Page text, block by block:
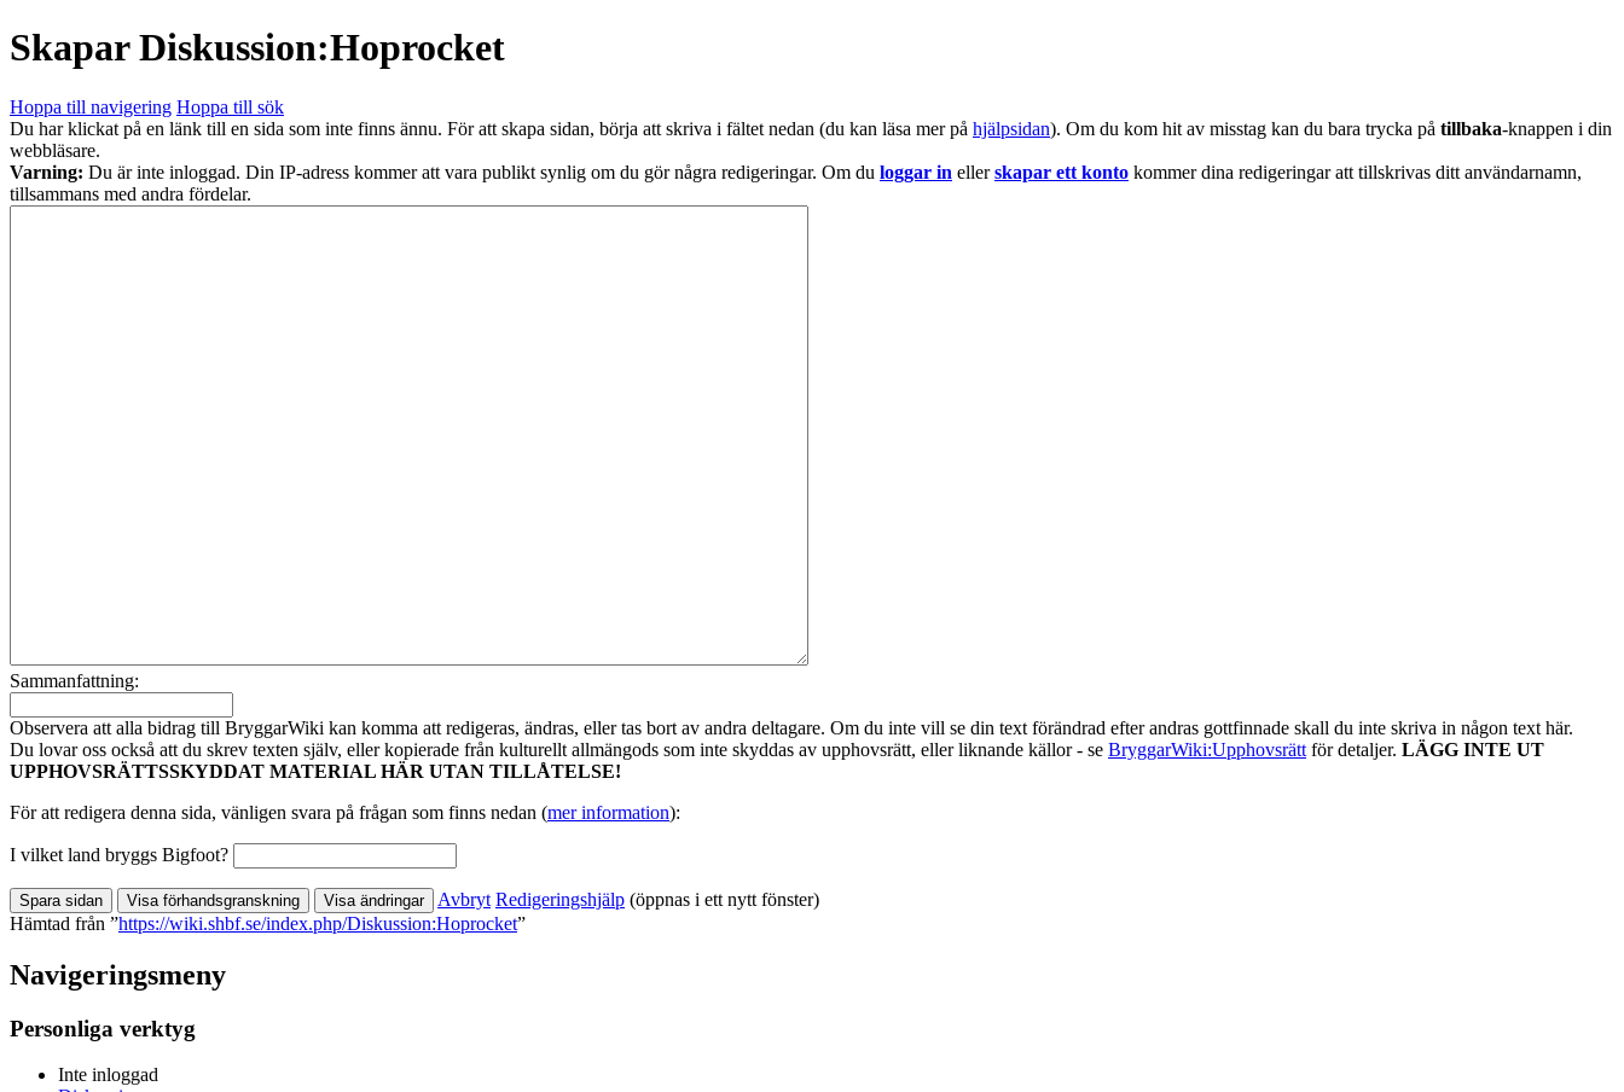
SkaparDiskussion:Hoprocket
Hoppa till navigering Hoppa till sök
Du har klickat på en länk till en sida som inte finns ännu. För att skapa sidan, börja att skriva i fältet nedan (du kan läsa mer på hjälpsidan). Om du kom hit av misstag kan du bara trycka på tillbaka-knappen i din
webbläsare.
Varning: Du är inte inloggad. Din IP-adress kommer att vara publikt synlig om du gör några redigeringar. Om du loggar in ellerskapar ett konto kommer dina redigeringar att tillskrivas ditt användarnamn,
tillsammans med andra fördelar.
Sammanfattning:
Observera att alla bidrag till BryggarWiki kan komma att redigeras, ändras, eller tas bort av andra deltagare. Om du inte vill se din text förändrad efter andras gottfinnade skall du inte skriva in någon text här.
Du lovar oss också att du skrev texten själv, eller kopierade från kulturellt allmängods som inte skyddas av upphovsrätt, eller liknande källor - se BryggarWiki:Upphovsrätt för detaljer. LÄGG INTE UT
UPPHOVSRÄTTSSKYDDAT MATERIAL HÄR UTAN TILLÅTELSE!
För att redigera denna sida, vänligen svara på frågan som finns nedan (mer information):
I vilket land bryggs Bigfoot?
Avbryt Redigeringshjälp (öppnas i ett nytt fönster)
Hämtad från ”https://wiki.shbf.se/index.php/Diskussion:Hoprocket”
Navigeringsmeny
Personliga verktyg
Inte inloggad